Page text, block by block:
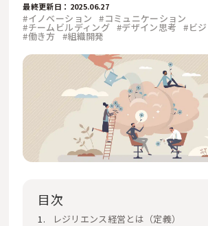
最終更新日：2025.06.27
#イノベーション #コミュニケーション
#チームビルディング #デザイン思考 #ビ
#働き方 #組織開発
目次
レジリエンス経営とは（定義）